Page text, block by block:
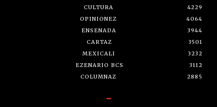
CULTURA
4229
OPINIONEZ
4064
ENSENADA
3944
CARTAZ
3501
MEXICALI
3232
EZENARIO BCS
3112
COLUMNAZ
2885
-